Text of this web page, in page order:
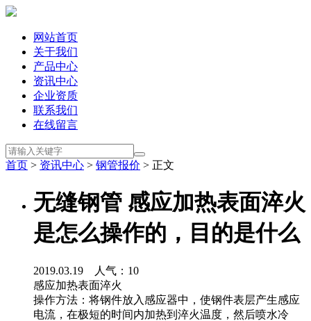
网站首页
关于我们
产品中心
资讯中心
企业资质
联系我们
在线留言
首页 > 资讯中心 > 钢管报价 > 正文
无缝钢管 感应加热表面淬火
是怎么操作的，目的是什么
2019.03.19 人气： 10
感应加热表面淬火
操作方法：将钢件放入感应器中，使钢件表层产生感应
电流，在极短的时间内加热到淬火温度，然后喷水冷